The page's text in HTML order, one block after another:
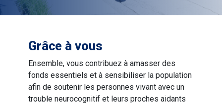
Grâce à vous
Ensemble, vous contribuez à amasser des
fonds essentiels et à sensibiliser la population
afin de soutenir les personnes vivant avec un
trouble neurocognitif et leurs proches aidants